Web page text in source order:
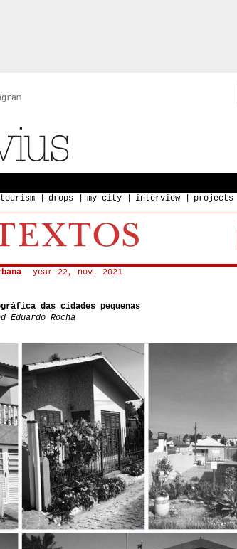
drops my city interview projects
year 22, nov. 2021
das cidades pequenas
Eduardo Rocha